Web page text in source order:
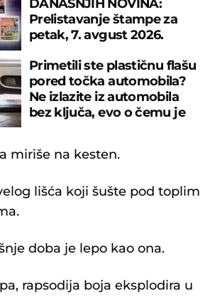
DANAŠNJIH NOVINA:
Prelistavanje štampe za
petak, 7. avgust 2026.
Primetili ste plastičnu flašu
pored točka automobila?
Ne izlazite iz automobila
bez ključa, evo o čemu je
miriše na kesten.
lišća koji šušte pod toplim
doba je lepo kao ona.
rapsodija boja eksplodira u